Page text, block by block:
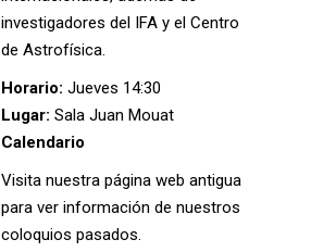
investigadores del IFA y el Centro
de Astrofísica.
Horario: Jueves 14:30
Lugar: Sala Juan Mouat
Calendario
Visita nuestra página web antigua
para ver información de nuestros
coloquios pasados.